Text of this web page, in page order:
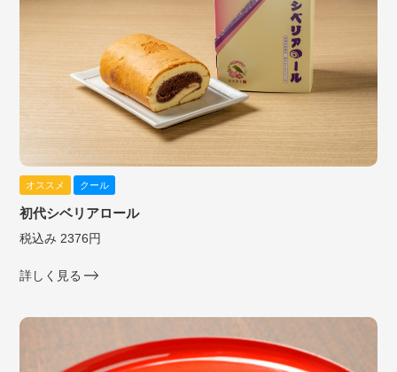
オススメ クール
初代シベリアロール
税込み 2376円
詳しく見る